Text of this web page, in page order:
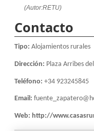
(Autor:RETU)
Contacto
Tipo:Alojamientos rurales
Dirección: Plaza Arribes
Teléfono:+34 923245845
Email:
Web: http://